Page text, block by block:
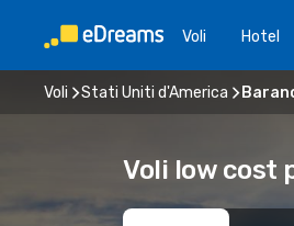
Voli Hotel
Voli Stati Uniti d'America
Voli low cost